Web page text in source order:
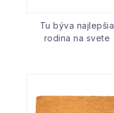
Tu býva najlepšia
rodina na svete